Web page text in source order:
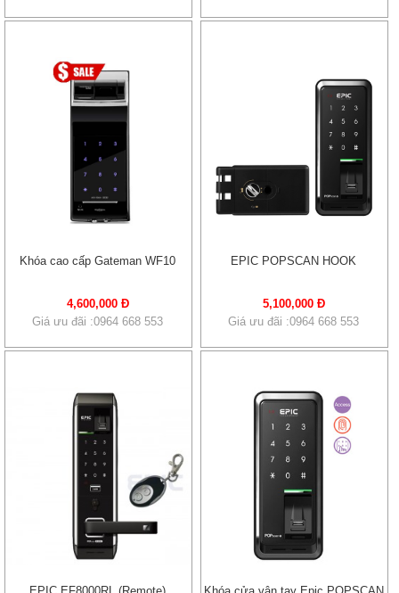
Khóa cao cấp Gateman WF10
4,600,000 Đ
Giá ưu đãi :0964 668 553
EPIC POPSCAN HOOK
5,100,000 Đ
Giá ưu đãi :0964 668 553